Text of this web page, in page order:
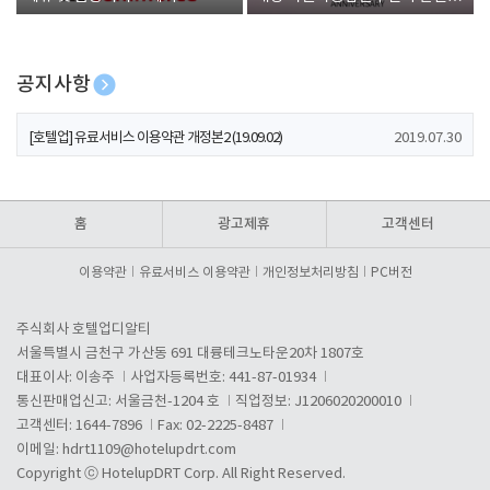
폰 증정
공지사항
[호텔업] 개인정보 처리방침 개정본1 (19.09.02)
[호텔업] 유료서비스 이용약관 개정본2 (19.09.02) 2019.07.30
홈 광고제휴 고객센터
이용약관 유료서비스 이용약관 개인정보처리방침 PC버전
주식회사 호텔업디알티
서울특별시 금천구 가산동 691 대륭테크노타운20차 1807호
대표이사: 이송주
사업자등록번호: 441-87-01934
통신판매업신고: 서울금천-1204 호
직업정보: J1206020200010
고객센터: 1644-7896
Fax: 02-2225-8487
이메일: hdrt1109@hotelupdrt.com
Copyright ⓒ HotelupDRT Corp. All Right Reserved.